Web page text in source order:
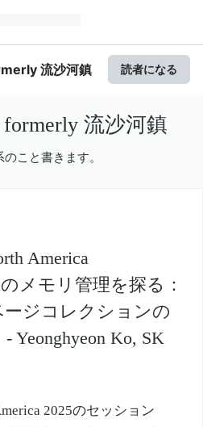
流沙河鎮 読者になる
formerly 流沙河鎮
こと書きます。
America
のメモリ管理を探る：
ージコレクションの
Yeonghyeon Ko, SK
2025のセッション